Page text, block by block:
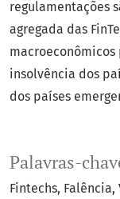
Palavras-
Fintechs Falência
regulamentações
agregada das
insolvência dos
dos países